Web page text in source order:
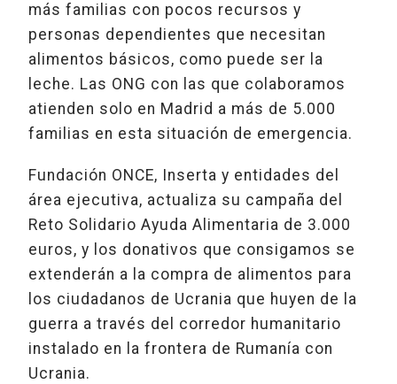
más familias con pocos recursos y
personas dependientes que necesitan
alimentos básicos, como puede ser la
leche. Las ONG con las que colaboramos
atienden solo en Madrid a más de 5.000
familias en esta situación de emergencia.
Fundación ONCE, Inserta y entidades del
área ejecutiva, actualiza su campaña del
Reto Solidario Ayuda Alimentaria de 3.000
euros, y los donativos que consigamos se
extenderán a la compra de alimentos para
los ciudadanos de Ucrania que huyen de la
guerra a través del corredor humanitario
instalado en la frontera de Rumanía con
Ucrania.